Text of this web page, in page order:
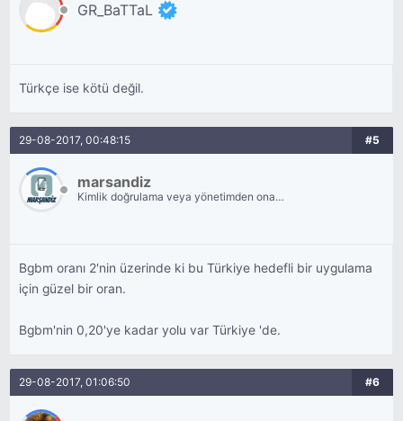
GR_BaTTaL
Türkçe ise kötü değil.
29-08-2017, 00:48:15 #5
marsandiz
Kimlik doğrulama veya yönetimden onay
Bgbm oranı 2'nin üzerinde ki bu Türkiye hedefli bir uygulama
için güzel bir oran.
Bgbm'nin 0,20'ye kadar yolu var Türkiye 'de.
29-08-2017, 01:06:50 #6